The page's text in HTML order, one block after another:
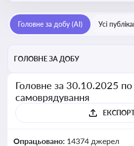
Головне за добу (AI) Усі
ГОЛОВНЕ ЗА ДОБУ
Головне за 30.10.2025 по
самоврядування
Опрацьовано: 14374 джерел